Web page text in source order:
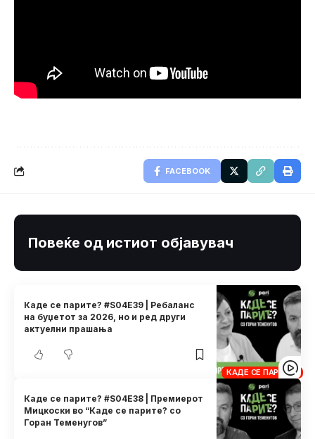
FACEBOOK
Повеќе од истиот објавувач
КАДЕ СЕ ПАРИТЕ?
Каде се парите? #S04E39 | Ребаланс
на буџетот за 2026, но и ред други
актуелни прашања
Каде се парите? #S04E38 | Премиерот
Мицкоски во “Каде се парите? со
Горан Теменугов”